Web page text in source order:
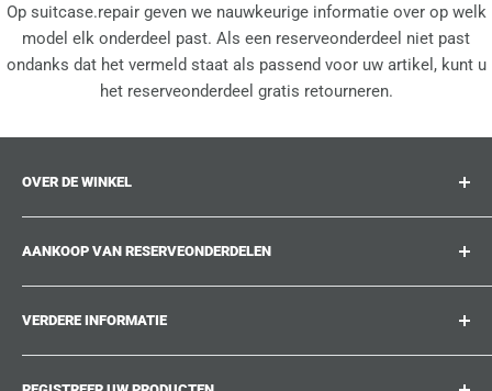
Op suitcase.repair geven we nauwkeurige informatie over op welk
model elk onderdeel past. Als een reserveonderdeel niet past
ondanks dat het vermeld staat als passend voor uw artikel, kunt u
het reserveonderdeel gratis retourneren.
OVER DE WINKEL
suitcase.repair is uw one-stop-shop voor
reserveonderdelen, accessoires en upgrades voor uw
geliefde koffers, trolleys en tassen. Op suitcase.repair
kunt u erop vertrouwen dat onze reserveonderdelen op uw
AANKOOP VAN RESERVEONDERDELEN
Waar kan ik mijn productnummer vinden?
Welke schade kan hersteld worden?
Kon u het reserveonderdeel dat u zoekt niet vinden?
VERDERE INFORMATIE
Bij ons werken